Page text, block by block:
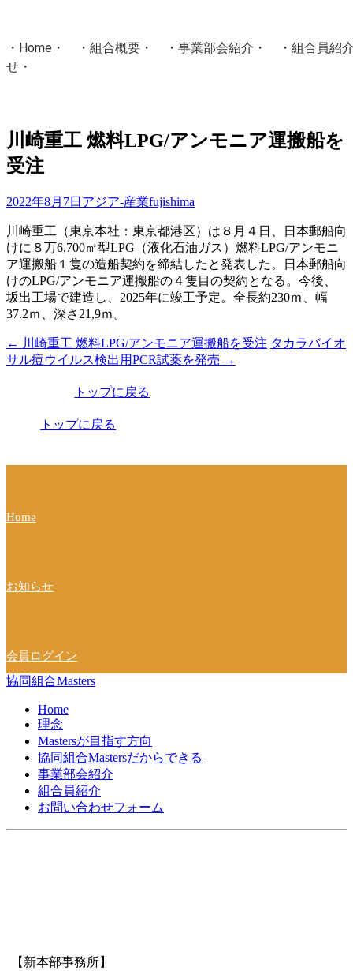
・ Home ・ ・ 組合概要 ・ ・ 事業部会紹介 ・ ・ 組合員紹
せ ・
国土交通省・経済産業省・農林水産省・厚生労働省 認可
川崎重工 燃料LPG/アンモニア運搬船を
受注
2022年8月7日 アジア-産業fujishima
川崎重工（東京本社：東京都港区）は８月４日、日本郵船向
けに８万6,700㎥型LPG（液化石油ガス）燃料LPG/アンモニ
ア運搬船１隻の造船契約を締結したと発表した。日本郵船向
けのLPG/アンモニア運搬船の４隻目の契約となる。今後、
坂出工場で建造し、2025年に竣工予定。全長約230ｍ、幅
37.2ｍ、深さ21,9ｍ。
投
稿
ョ
← 川崎重工 燃料LPG/アンモニア運搬船を受注 タカラバイオ
サル痘ウイルス検出用PCR試薬を発売 →
トップに戻る
トップに戻る
Home
お知らせ
会員ログイン
協同組合Masters
Home
理念
Mastersが目指す方向
協同組合Mastersだからできる
事業部会紹介
組合員紹介
お問い合わせフォーム
【新本部事務所】